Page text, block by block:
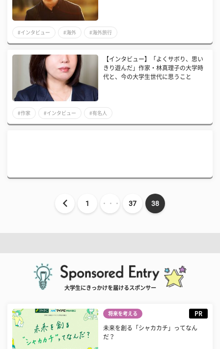
#インタビュー #海外 #海外旅行
【インタビュー】「よくサボり、思い
きり遊んだ」作家・林真理子の大学時
代と、今の大学生世代に思うこと
#作家 #インタビュー #有名人
1 ・・・ 37 38
大学生にきっかけを届けるスポンサー
将来を考える PR
未来を創る「シャカカチ」ってなん
だ？